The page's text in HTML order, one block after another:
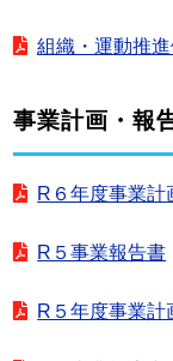
組織・運動推進
事業計画・報
R６年度事業計
R５事業報告書
R５年度事業計